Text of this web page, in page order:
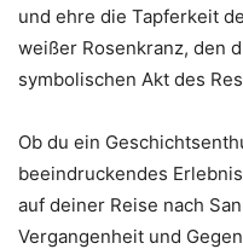
und ehre die Tapferkeit
weißer Rosenkranz, den
symbolischen Akt des
Ob du ein
beeindruckendes
auf deiner Reise nach
Vergangenheit und